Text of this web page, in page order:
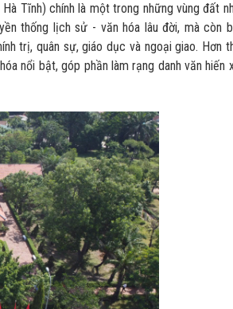
Tĩnh) chính là một trong những vùng đất
thống lịch sử - văn hóa lâu đời, mà còn
trị, quân sự, giáo dục và ngoại giao. Hơn
nổi bật, góp phần làm rạng danh văn hiến